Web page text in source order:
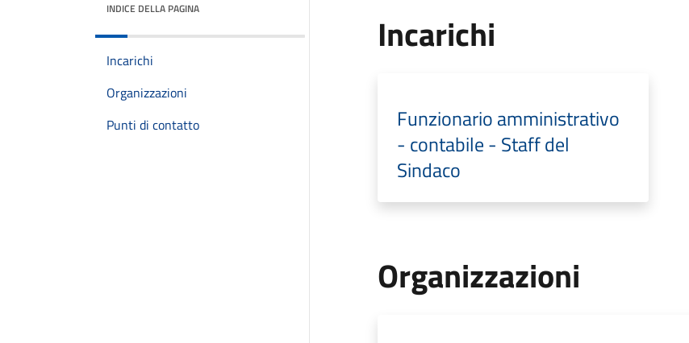
INDICE DELLA PAGINA
Incarichi
Organizzazioni
Punti di contatto
Incarichi
Funzionario amministrativo
- contabile - Staff del
Sindaco
Organizzazioni